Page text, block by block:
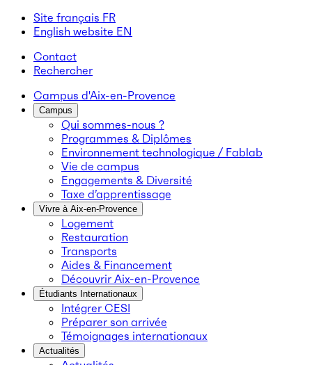
Site français FR
English website EN
Contact
Rechercher
Campus d'Aix-en-Provence
Campus
Qui sommes-nous ?
Programmes & Diplômes
Environnement technologique / Fablab
Vie de campus
Engagements & Diversité
Taxe d’apprentissage
Vivre à Aix-en-Provence
Logement
Restauration
Transports
Aides & Financement
Découvrir Aix-en-Provence
Étudiants Internationaux
Intégrer CESI
Préparer son arrivée
Témoignages internationaux
Actualités